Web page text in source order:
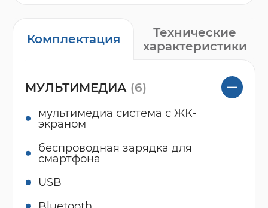
Комплектация
Технические
характеристики
МУЛЬТИМЕДИА (6)
мультимедиа система с ЖК-
экраном
беспроводная зарядка для
смартфона
USB